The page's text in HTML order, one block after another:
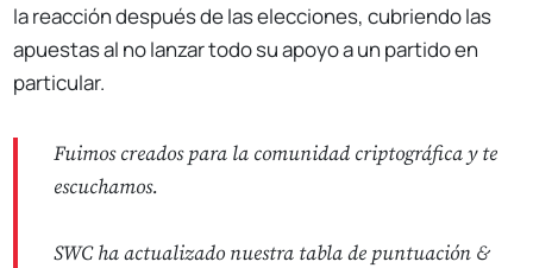
la reacción después de las elecciones, cubriendo las
apuestas al no lanzar todo su apoyo a un partido en
particular.
Fuimos creados para la comunidad criptográfica y te
escuchamos.
SWC ha actualizado nuestra tabla de puntuación &